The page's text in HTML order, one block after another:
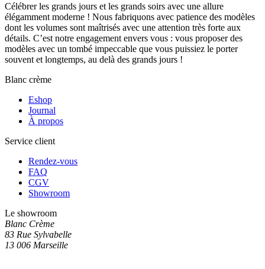
Célébrer les grands jours et les grands soirs avec une allure
élégamment moderne ! Nous fabriquons avec patience des modèles
dont les volumes sont maîtrisés avec une attention très forte aux
détails. C’est notre engagement envers vous : vous proposer des
modèles avec un tombé impeccable que vous puissiez le porter
souvent et longtemps, au delà des grands jours !
Blanc crème
Eshop
Journal
À propos
Service client
Rendez-vous
FAQ
CGV
Showroom
Le showroom
Blanc Crème
83 Rue Sylvabelle
13 006 Marseille